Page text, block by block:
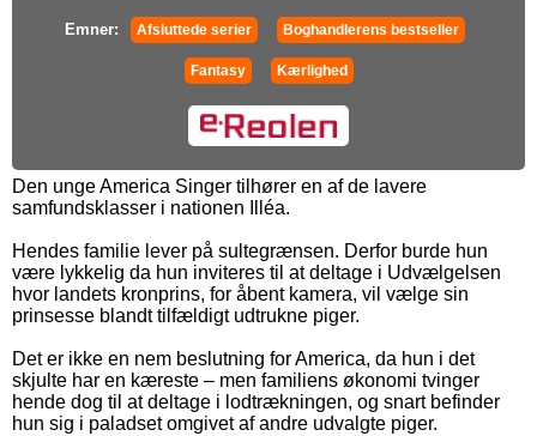
Emner: Afsluttede serier Boghandlerens bestseller
Fantasy Kærlighed
Den unge America Singer tilhører en af de lavere
samfundsklasser i nationen Illéa.
Hendes familie lever på sultegrænsen. Derfor burde hun
være lykkelig da hun inviteres til at deltage i Udvælgelsen
hvor landets kronprins, for åbent kamera, vil vælge sin
prinsesse blandt tilfældigt udtrukne piger.
Det er ikke en nem beslutning for America, da hun i det
skjulte har en kæreste – men familiens økonomi tvinger
hende dog til at deltage i lodtrækningen, og snart befinder
hun sig i paladset omgivet af andre udvalgte piger.